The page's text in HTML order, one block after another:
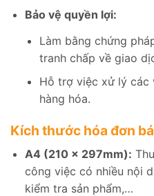
Bảo vệ quyền lợi:
Làm bằng chứng
tranh chấp về giao
Hỗ trợ việc xử lý các
hàng hóa.
Kích thước hóa đơn
A4 (210 x 297mm):
công việc có nhiều nội
kiểm tra sản phẩm,…